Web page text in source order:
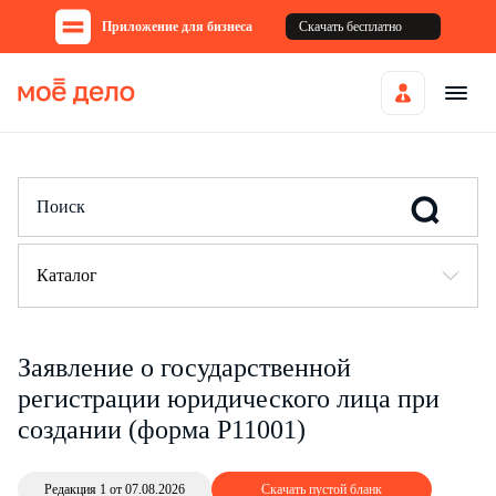
Приложение для бизнеса Скачать бесплатно
Каталог
Заявление о государственной
регистрации юридического лица при
создании (форма Р11001)
Редакция 1 от 07.08.2026 Скачать пустой бланк